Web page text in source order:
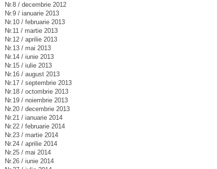
Nr.8 / decembrie 2012
Nr.9 / ianuarie 2013
Nr.10 / februarie 2013
Nr.11 / martie 2013
Nr.12 / aprilie 2013
Nr.13 / mai 2013
Nr.14 / iunie 2013
Nr.15 / iulie 2013
Nr.16 / august 2013
Nr.17 / septembrie 2013
Nr.18 / octombrie 2013
Nr.19 / noiembrie 2013
Nr.20 / decembrie 2013
Nr.21 / ianuarie 2014
Nr.22 / februarie 2014
Nr.23 / martie 2014
Nr.24 / aprilie 2014
Nr.25 / mai 2014
Nr.26 / iunie 2014